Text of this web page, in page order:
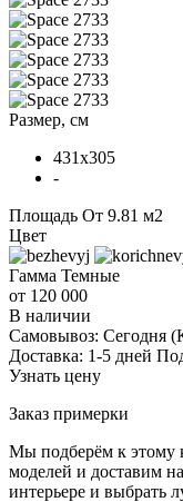
Размер, см
431x305
-
Площадь От 9.81 м2
Цвет
Гамма Темные
от 120 000
В наличии
Самовывоз: Сегодня
Доставка: 1-5 дней
Узнать цену
Заказ примерки
Мы подберём к этому
моделей и доставим
интерьере и выбрать